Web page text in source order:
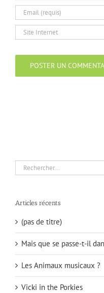
Rechercher:
Articles récents
(pas de titre)
Mais que se passe-t-il
Les Animaux musicaux ?
Vicki in the Porkies